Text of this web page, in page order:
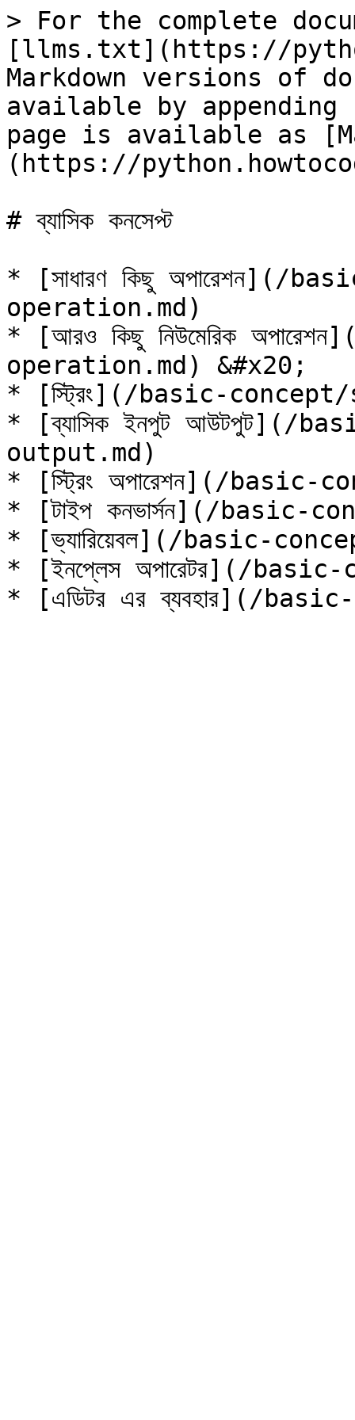
> For the complete
[llms.txt](https://
Markdown versions of
available by
page is available as
(https://
# ব্যাসিক কনসেপ্ট
* [সাধারণ কিছু অপারেশন](/
operation.md)
* [আরও কিছু নিউমেরিক
operation.md) &#x20;
* [স্ট্রিং](/basic-
* [ব্যাসিক ইনপুট আউটপুট](/
output.md)
* [স্ট্রিং অপারেশন](/
* [টাইপ কনভার্সন](/basic-
* [ভ্যারিয়েবল](/basic-
* [ইনপ্লেস অপারেটর](/